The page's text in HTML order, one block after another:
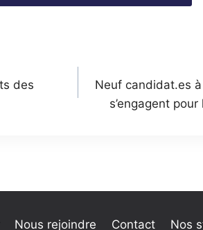
des
Neuf candidat.es
s’engagent
Nous rejoindre Contact Nos